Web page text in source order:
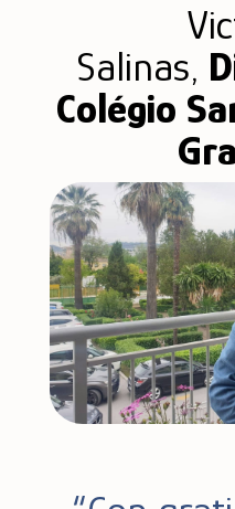
Salinas,
Colégio